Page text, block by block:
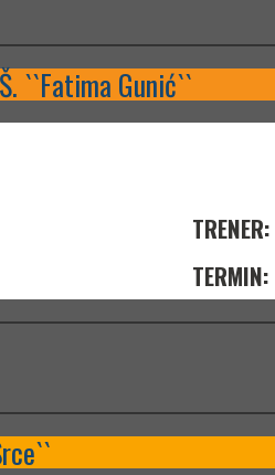
``Fatima Gunić``
TRENER:
TERMIN: